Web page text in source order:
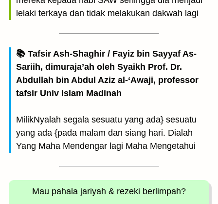
lelaki terkaya dan tidak melakukan dakwah lagi
📚 Tafsir Ash-Shaghir / Fayiz bin Sayyaf As-
Sariih, dimuraja’ah oleh Syaikh Prof. Dr.
Abdullah bin Abdul Aziz al-‘Awaji, professor
tafsir Univ Islam Madinah
MilikNyalah segala sesuatu yang ada} sesuatu
yang ada {pada malam dan siang hari. Dialah
Yang Maha Mendengar lagi Maha Mengetahui
Mau pahala jariyah & rezeki berlimpah?